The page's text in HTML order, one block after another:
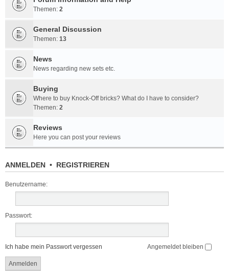
Themen: 2
General Discussion
Themen: 13
News
News regarding new sets etc.
Buying
Where to buy Knock-Off bricks? What do I have to consider?
Themen: 2
Reviews
Here you can post your reviews
ANMELDEN • REGISTRIEREN
Benutzername:
Passwort:
Ich habe mein Passwort vergessen Angemeldet bleiben